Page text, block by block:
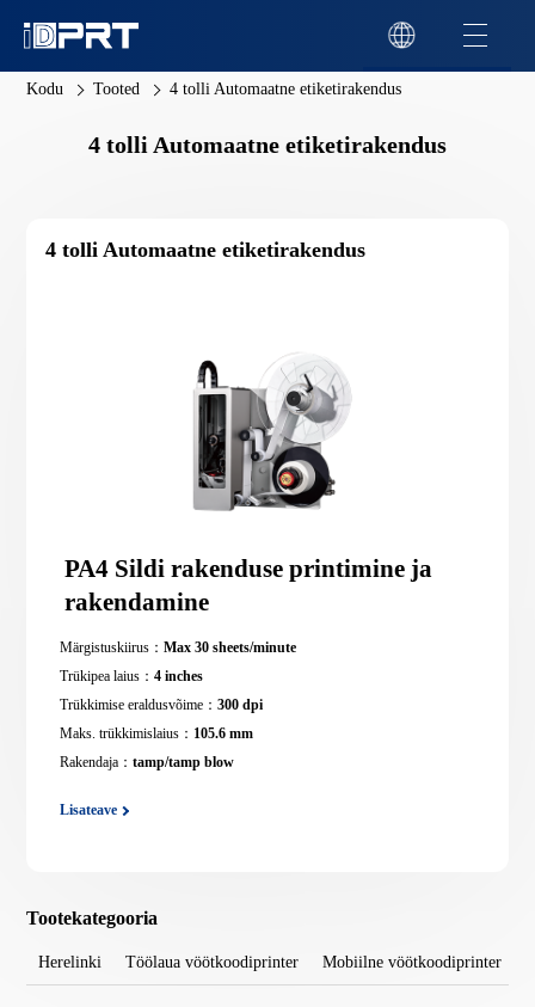
Kodu Tooted 4 tolli Automaatne etiketirakendus
Tootekategooria
Herelinki Töölaua vöötkoodiprinter Mobiilne vöötkoodiprinter
4 tolli Automaatne etiketirakendus
4 tolli Automaatne etiketirakendus
PA4 Sildi rakenduse printimine ja
rakendamine
Märgistuskiirus：Max 30 sheets/minute
Trükipea laius：4 inches
Trükkimise eraldusvõime：300 dpi
Maks. trükkimislaius： 105.6 mm
Rakendaja：tamp/tamp blow
Lisateave